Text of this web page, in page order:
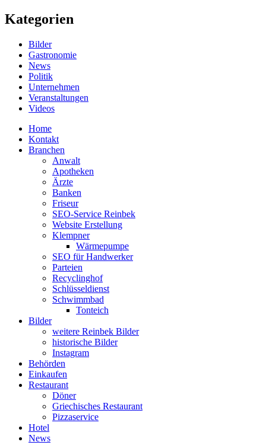
Kategorien
Bilder
Gastronomie
News
Politik
Unternehmen
Veranstaltungen
Videos
Home
Kontakt
Branchen
Anwalt
Apotheken
Ärzte
Banken
Friseur
SEO-Service Reinbek
Website Erstellung
Klempner
Wärmepumpe
SEO für Handwerker
Parteien
Recyclinghof
Schlüsseldienst
Schwimmbad
Tonteich
Bilder
weitere Reinbek Bilder
historische Bilder
Instagram
Behörden
Einkaufen
Restaurant
Döner
Griechisches Restaurant
Pizzaservice
Hotel
News